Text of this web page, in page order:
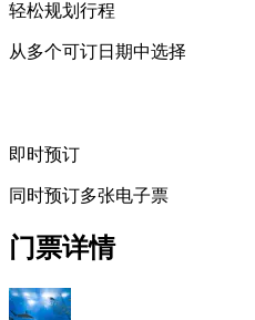
轻松规划行程
从多个可订日期中选择
即时预订
同时预订多张电子票
门票详情